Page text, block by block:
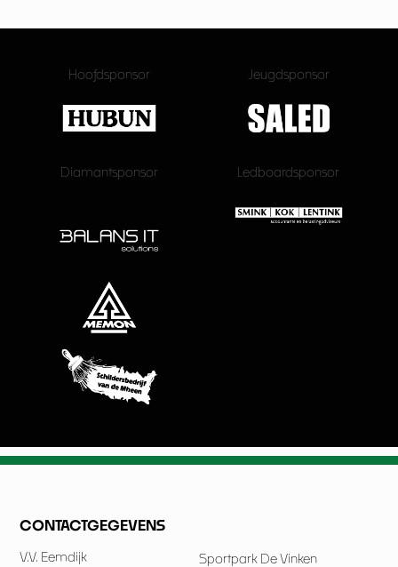
Hoofdsponsor Jeugdsponsor
Diamantsponsor Ledboardsponsor
CONTACTGEGEVENS
V.V. Eemdijk Sportpark De Vinken